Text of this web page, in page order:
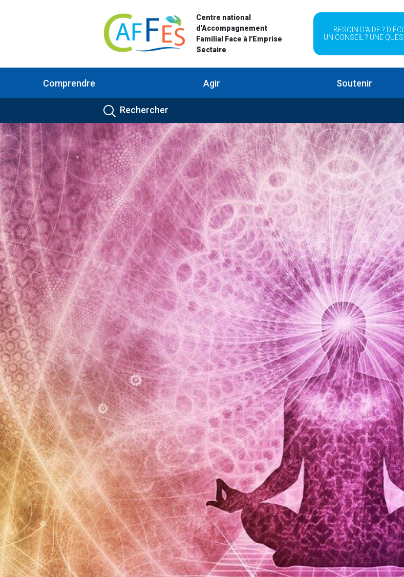
Centre national
d'Accompagnement
Familial Face à l'Emprise
Sectaire
BESOIN D'AIDE ?
UN CONSEIL ? UNE
Comprendre Agir Soutenir